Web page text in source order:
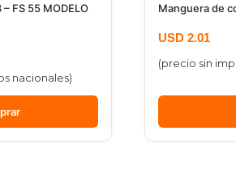
– FS 55 MODELO
nacionales)
Manguera de
USD 2.01
(precio sin